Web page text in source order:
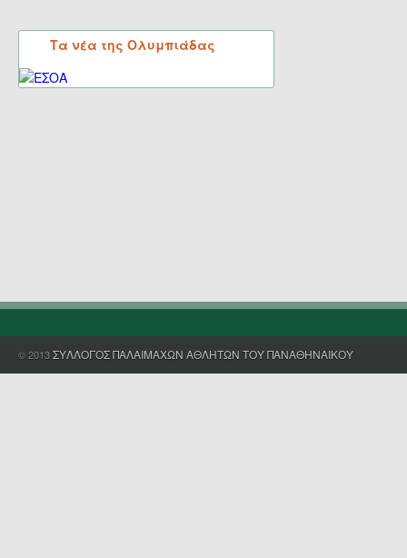
Τα νέα της Ολυμπιάδας
© 2013ΣΥΛΛΟΓΟΣ ΠΑΛΑΙΜΑΧΩΝ ΑΘΛΗΤΩΝ ΤΟΥ ΠΑΝΑΘΗΝΑΙΚΟΥ